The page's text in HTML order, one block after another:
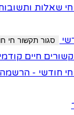
שאלות
סגור תקשור חי
חיים
חודשי - הרשמה